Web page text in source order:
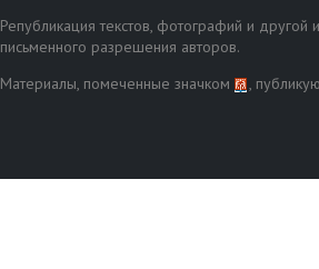
Републикация текстов, фотографий и
письменного разрешения авторов.
Материалы, помеченные значком
,